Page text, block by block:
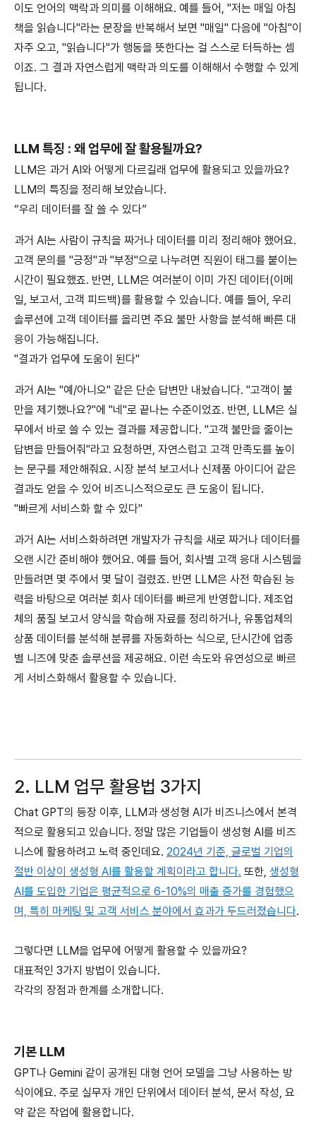
이도 언어의 맥락과 의미를 이해해요. 예를 들어, "저는 매일 아침
책을 읽습니다"라는 문장을 반복해서 보면 "매일" 다음에 "아침"이
자주 오고, "읽습니다"가 행동을 뜻한다는 걸 스스로 터득하는 셈
이죠. 그 결과 자연스럽게 맥락과 의도를 이해해서 수행할 수 있게
됩니다.
LLM 특징 : 왜 업무에 잘 활용될까요?
LLM은 과거 AI와 어떻게 다르길래 업무에 활용되고 있을까요?
LLM의 특징을 정리해 보았습니다.
“우리 데이터를 잘 쓸 수 있다”
과거 AI는 사람이 규칙을 짜거나 데이터를 미리 정리해야 했어요.
고객 문의를 "긍정"과 "부정"으로 나누려면 직원이 태그를 붙이는
시간이 필요했죠. 반면, LLM은 여러분이 이미 가진 데이터(이메
일, 보고서, 고객 피드백)를 활용할 수 있습니다. 예를 들어, 우리
솔루션에 고객 데이터를 올리면 주요 불만 사항을 분석해 빠른 대
응이 가능해집니다.
"결과가 업무에 도움이 된다"
과거 AI는 "예/아니오" 같은 단순 답변만 내놨습니다. "고객이 불
만을 제기했나요?"에 "네"로 끝나는 수준이었죠. 반면, LLM은 실
무에서 바로 쓸 수 있는 결과를 제공합니다. "고객 불만을 줄이는
답변을 만들어줘"라고 요청하면, 자연스럽고 고객 만족도를 높이
는 문구를 제안해줘요. 시장 분석 보고서나 신제품 아이디어 같은
결과도 얻을 수 있어 비즈니스적으로도 큰 도움이 됩니다.
"빠르게 서비스화 할 수 있다"
과거 AI는 서비스화하려면 개발자가 규칙을 새로 짜거나 데이터를
오랜 시간 준비해야 했어요. 예를 들어, 회사별 고객 응대 시스템을
만들려면 몇 주에서 몇 달이 걸렸죠. 반면 LLM은 사전 학습된 능
력을 바탕으로 여러분 회사 데이터를 빠르게 반영합니다. 제조업
체의 품질 보고서 양식을 학습해 자료를 정리하거나, 유통업체의
상품 데이터를 분석해 분류를 자동화하는 식으로, 단시간에 업종
별 니즈에 맞춘 솔루션을 제공해요. 이런 속도와 유연성으로 빠르
게 서비스화해서 활용할 수 있습니다.
2. LLM 업무 활용법 3가지
Chat GPT의 등장 이후, LLM과 생성형 AI가 비즈니스에서 본격
적으로 활용되고 있습니다. 정말 많은 기업들이 생성형 AI를 비즈
니스에 활용하려고 노력 중인데요. 2024년 기준, 글로벌 기업의
절반 이상이 생성형 AI를 활용할 계획이라고 합니다. 또한, 생성형
AI를 도입한 기업은 평균적으로 6-10%의 매출 증가를 경험했으
며, 특히 마케팅 및 고객 서비스 분야에서 효과가 두드러졌습니다.
그렇다면 LLM을 업무에 어떻게 활용할 수 있을까요?
대표적인 3가지 방법이 있습니다.
각각의 장점과 한계를 소개합니다.
기본 LLM
GPT나 Gemini 같이 공개된 대형 언어 모델을 그냥 사용하는 방
식이에요. 주로 실무자 개인 단위에서 데이터 분석, 문서 작성, 요
약 같은 작업에 활용합니다.